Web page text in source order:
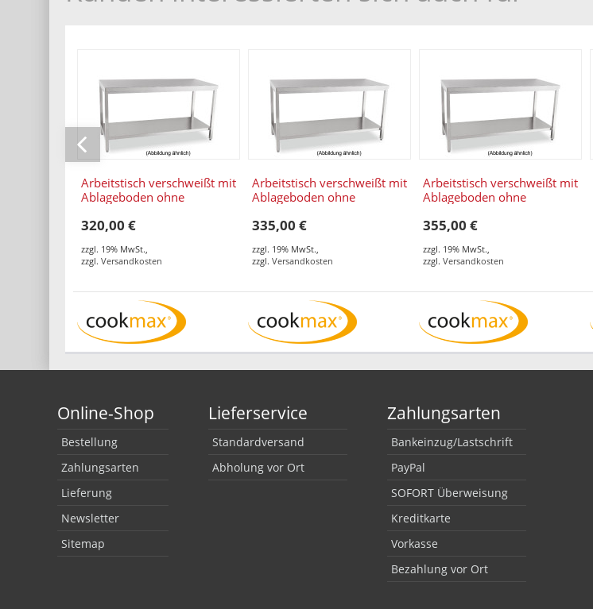
Arbeitstisch verschweißt mit
Ablageboden ohne
850 mm
320,00 €
zzgl. 19% MwSt.,
zzgl. Versandkosten
Arbeitstisch verschweißt mit
Ablageboden ohne
850 mm
335,00 €
zzgl. 19% MwSt.,
zzgl. Versandkosten
Arbeitstisch verschweißt mit
Ablageboden ohne
850 mm
355,00 €
zzgl. 19% MwSt.,
zzgl. Versandkosten
Online-Shop
Bestellung
Zahlungsarten
Lieferung
Newsletter
Sitemap
Lieferservice
Standardversand
Abholung vor Ort
Zahlungsarten
Bankeinzug/Lastschrift
PayPal
SOFORT Überweisung
Kreditkarte
Vorkasse
Bezahlung vor Ort